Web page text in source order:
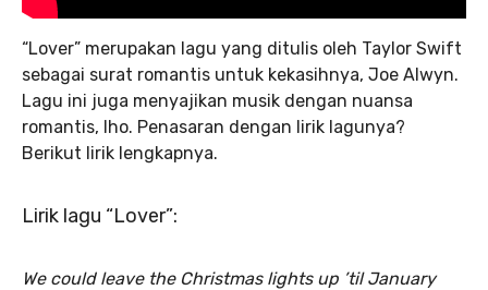
“Lover” merupakan lagu yang ditulis oleh Taylor Swift
sebagai surat romantis untuk kekasihnya, Joe Alwyn.
Lagu ini juga menyajikan musik dengan nuansa
romantis, lho. Penasaran dengan lirik lagunya?
Berikut lirik lengkapnya.
Lirik lagu “Lover”:
We could leave the Christmas lights up ’til January